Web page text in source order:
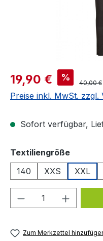
Verkaufspreis:
19,90 € %
40,00 €
Preise inkl. MwSt. zzgl.
Sofort verfügbar,
Textiliengröße
140
XXS XXL
Produkt
Zum Merkzettel